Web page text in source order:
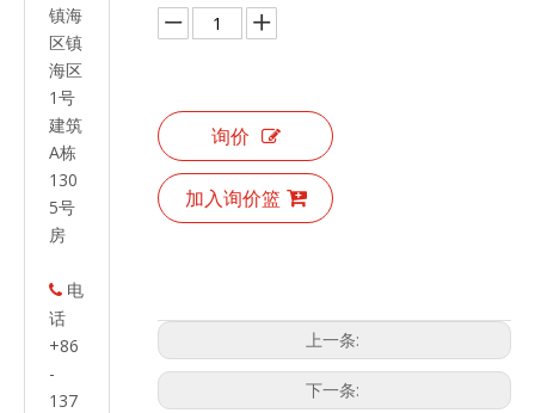
镇海
区镇
海区
1号
建筑
A栋
130
5号
房
 电
话
+86
-
137
询价
加入询价篮
上一条:
下一条: